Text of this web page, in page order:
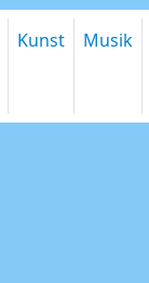
Kunst Musik